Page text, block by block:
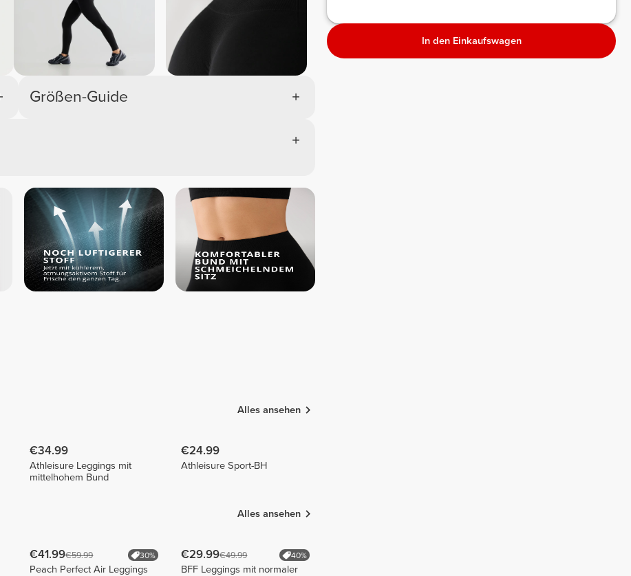
Größen-Guide
Alles ansehen
€34.99
Athleisure Leggings mit
mittelhohem Bund
€24.99
Athleisure Sport-BH
Alles ansehen
€41.99€59.99 30%
Peach Perfect Air Leggings
€29.99€49.99 40%
BFF Leggings mit normaler
In den Einkaufswagen